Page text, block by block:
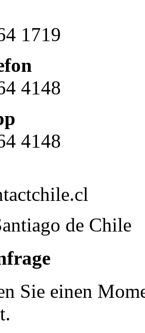
1719
4148
4148
de Chile
Sie einen